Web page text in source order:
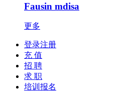
Fausin mdisa
更多
登录注册
充 值
招 聘
求 职
培训报名